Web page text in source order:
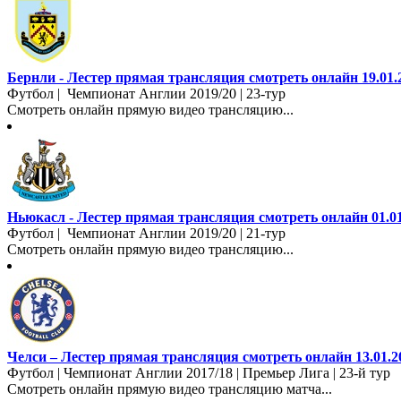
Бернли - Лестер прямая трансляция смотреть онлайн
Футбол | Чемпионат Англии 2019/20 | 23-тур
Смотреть онлайн прямую видео трансляцию...
Ньюкасл - Лестер прямая трансляция смотреть онлайн
Футбол | Чемпионат Англии 2019/20 | 21-тур
Смотреть онлайн прямую видео трансляцию...
Челси – Лестер прямая трансляция смотреть онлайн
Футбол | Чемпионат Англии 2017/18 | Премьер Лига | 23-й тур
Смотреть онлайн прямую видео трансляцию матча...